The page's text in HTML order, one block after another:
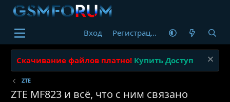
Вход Регистрация
Скачивание файлов платно! Купить Доступ
ZTE
ZTE MF823 и всё, что с ним связано